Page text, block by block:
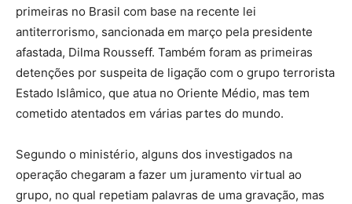
primeiras no Brasil com base na recente lei
antiterrorismo, sancionada em março pela presidente
afastada, Dilma Rousseff. Também foram as primeiras
detenções por suspeita de ligação com o grupo terrorista
Estado Islâmico, que atua no Oriente Médio, mas tem
cometido atentados em várias partes do mundo.
Segundo o ministério, alguns dos investigados na
operação chegaram a fazer um juramento virtual ao
grupo, no qual repetiam palavras de uma gravação, mas